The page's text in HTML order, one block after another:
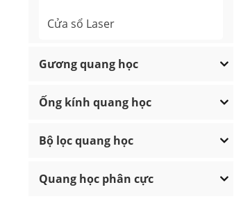
Cửa sổ Laser
Gương quang học
Ống kính quang học
Bộ lọc quang học
Quang học phân cực